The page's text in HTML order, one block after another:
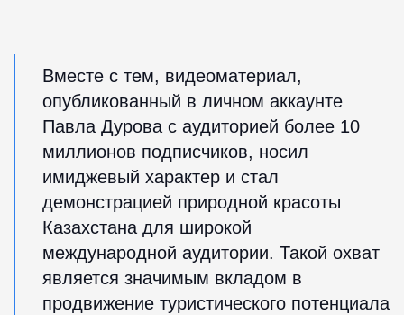
Вместе с тем, видеоматериал,
опубликованный в личном аккаунте
Павла Дурова с аудиторией более 10
миллионов подписчиков, носил
имиджевый характер и стал
демонстрацией природной красоты
Казахстана для широкой
международной аудитории. Такой охват
является значимым вкладом в
продвижение туристического потенциала